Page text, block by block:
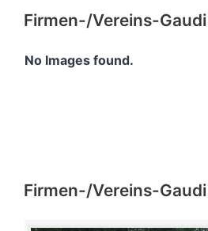
Firmen-/Vereins-
No Images found.
Firmen-/Vereins-